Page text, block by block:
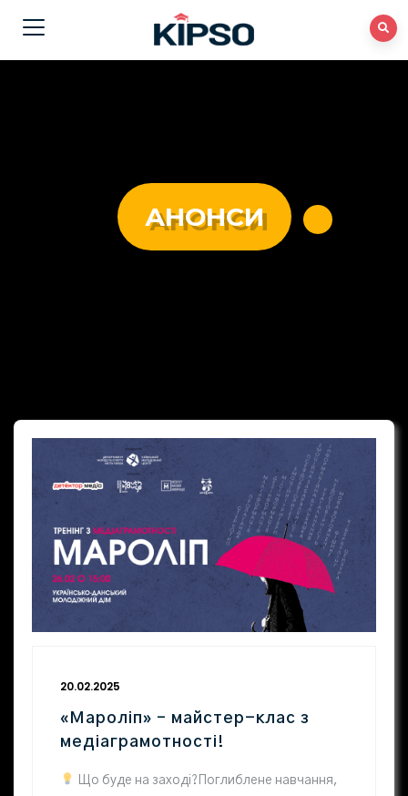
АНОНСИ
20.02.2025
«Мароліп» – майстер-клас з
медіаграмотності!
Що буде на заході?Поглиблене навчання,